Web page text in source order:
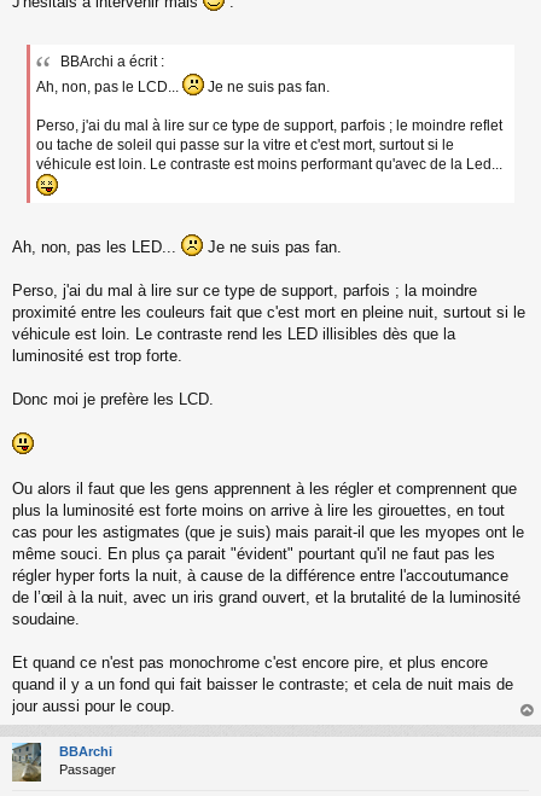
BBArchi a écrit :
Ah, non, pas le LCD...
Je ne suis pas fan.
Perso, j'ai du mal à lire sur ce type de support, parfois ; le moindre reflet
ou tache de soleil qui passe sur la vitre et c'est mort, surtout si le
véhicule est loin. Le contraste est moins performant qu'avec de la Led...
Ah, non, pas les LED... Je ne suis pas fan.
Perso, j'ai du mal à lire sur ce type de support, parfois ; la moindre
proximité entre les couleurs fait que c'est mort en pleine nuit, surtout si le
véhicule est loin. Le contraste rend les LED illisibles dès que la
luminosité est trop forte.
Donc moi je prefère les LCD.
Ou alors il faut que les gens apprennent à les régler et comprennent que
plus la luminosité est forte moins on arrive à lire les girouettes, en tout
cas pour les astigmates (que je suis) mais parait-il que les myopes ont le
même souci. En plus ça parait "évident" pourtant qu'il ne faut pas les
régler hyper forts la nuit, à cause de la différence entre l'accoutumance
de l’œil à la nuit, avec un iris grand ouvert, et la brutalité de la luminosité
soudaine.
Et quand ce n'est pas monochrome c'est encore pire, et plus encore
quand il y a un fond qui fait baisser le contraste; et cela de nuit mais de
jour aussi pour le coup.
au
BBArchi
Passager